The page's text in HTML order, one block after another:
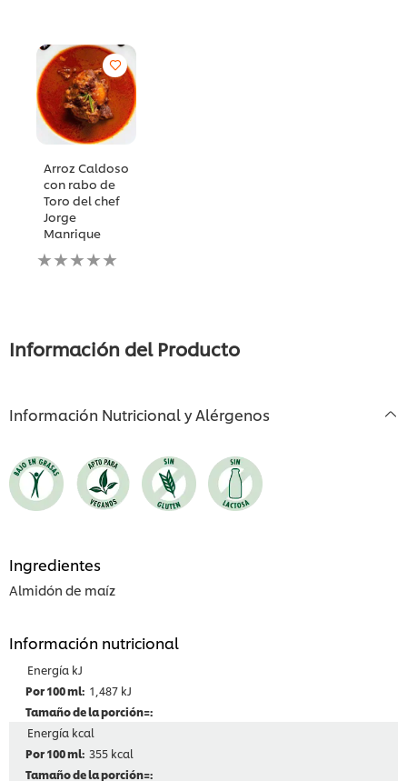
Arroz Caldoso
con rabo de
Toro del chef
Jorge
Manrique
No
se
este
Información del Producto
Información Nutricional y Alérgenos
Ingredientes
Almidón de maíz
Información nutricional
Energía kJ
1,487 kJ
Energía kcal
355 kcal